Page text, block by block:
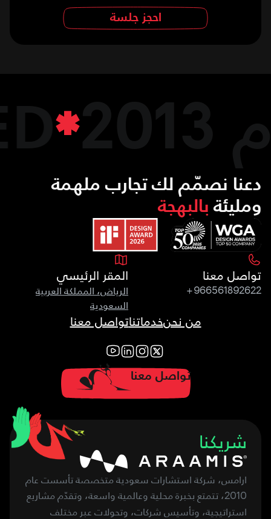
احجز جلسة
2013
دعنا نصمّم لك تجارب ملهمة
ومليئة بالبهجة
تواصل معنا
+966561892622
المقر الرئيسي
الرياض، المملكة العربية
السعودية
من نحنخدماتناتواصل معنا
تواصل معنا
شريكنا
ارامس، شركة استشارات سعودية متخصصة تأسست عام
2010، تتمتع بخبرة محلية وعالمية واسعة، وتقدّم مشاريع
استراتيجية، وتأسيس شركات، وتحولات عبر مختلف